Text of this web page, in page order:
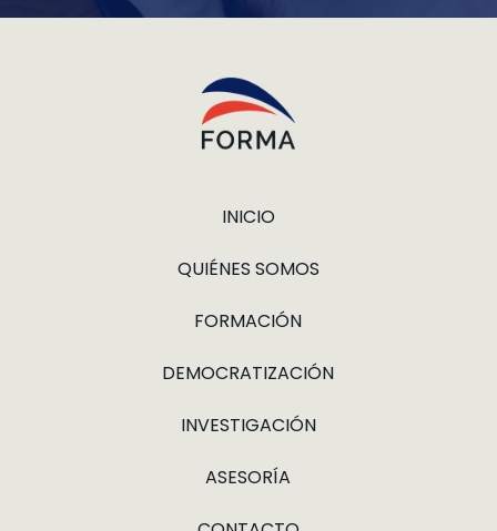
INICIO
QUIÉNES SOMOS
FORMACIÓN
DEMOCRATIZACIÓN
INVESTIGACIÓN
ASESORÍA